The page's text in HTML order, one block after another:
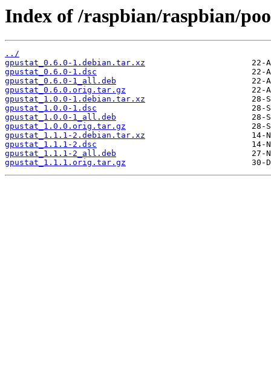
Index of /raspbian/raspbian/
../
gpustat_0.6.0-1.debian.tar.xz
gpustat_0.6.0-1.dsc
gpustat_0.6.0-1_all.deb
gpustat_0.6.0.orig.tar.gz
gpustat_1.0.0-1.debian.tar.xz
gpustat_1.0.0-1.dsc
gpustat_1.0.0-1_all.deb
gpustat_1.0.0.orig.tar.gz
gpustat_1.1.1-2.debian.tar.xz
gpustat_1.1.1-2.dsc
gpustat_1.1.1-2_all.deb
gpustat_1.1.1.orig.tar.gz